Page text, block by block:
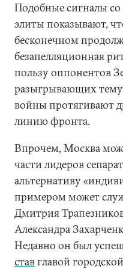
Подобные сигналы
элиты показывают,
бесконечном
безапелляционная
пользу оппонентов
разыгрывающих
войны протягивают
линию фронта.
Впрочем, Москва
части лидеров
альтернативу
примером может
Дмитрия
Александра
Недавно он был
ставглавой